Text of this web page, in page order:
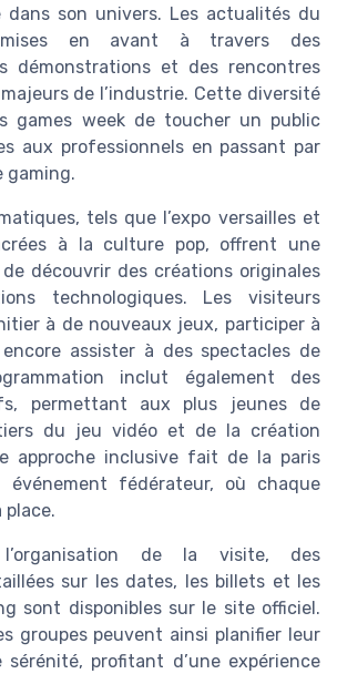
dans son univers. Les actualités du
en avant à travers des
démonstrations et des rencontres
de l’industrie. Cette diversité
games week de toucher un public
aux professionnels en passant par
gaming.
tels que l’expo versailles et
à la culture pop, offrent une
découvrir des créations originales
technologiques. Les visiteurs
à de nouveaux jeux, participer à
assister à des spectacles de
inclut également des
permettant aux plus jeunes de
du jeu vidéo et de la création
approche inclusive fait de la paris
événement fédérateur, où chaque
place.
de la visite, des
sur les dates, les billets et les
sont disponibles sur le site officiel.
groupes peuvent ainsi planifier leur
profitant d’une expérience